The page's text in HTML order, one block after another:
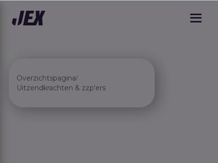
Overzichtspagina/
Uitzendkrachten & zzp'ers